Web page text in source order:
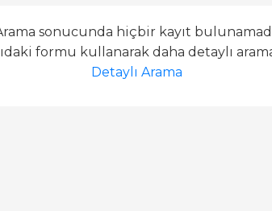
sonucunda hiçbir kayıt
formu kullanarak daha detaylı
Detaylı Arama